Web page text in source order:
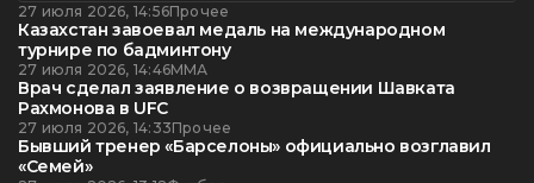
27 июля 2026, 14:56Прочее
Казахстан завоевал медаль на международном
турнире по бадминтону
27 июля 2026, 14:46ММА
Врач сделал заявление о возвращении Шавката
Рахмонова в UFC
27 июля 2026, 14:33Прочее
Бывший тренер «Барселоны» официально возглавил
«Семей»